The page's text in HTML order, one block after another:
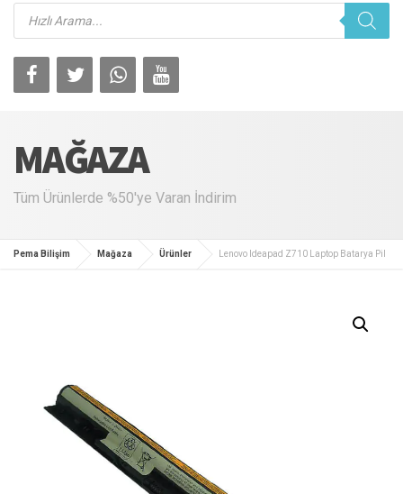
Products
search
MAĞAZA
Tüm Ürünlerde %50'ye Varan İndirim
Pema Bilişim Mağaza Ürünler Lenovo Ideapad Z710 Laptop Batarya Pil